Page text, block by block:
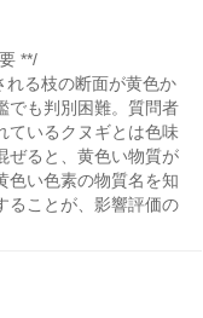
**/
れる枝の断面が黄色か
でも判別困難。質問者
ているクヌギとは色味
ぜると、黄色い物質が
色い色素の物質名を知
ることが、影響評価の